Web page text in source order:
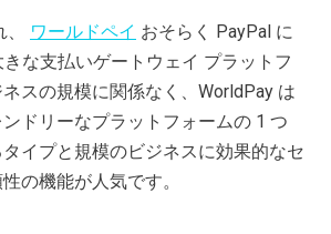
ワールドペイ おそらく PayPal に
な支払いゲートウェイ プラットフ
スの規模に関係なく、WorldPay は
ドリーなプラットフォームの 1 つ
イプと規模のビジネスに効果的なセ
の機能が人気です。